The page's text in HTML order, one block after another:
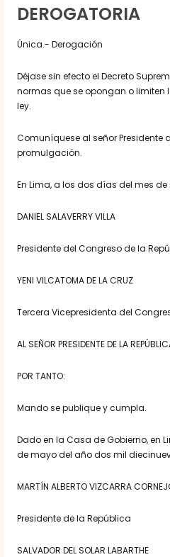
DEROGATORIA
Única.- Derogación
Déjase sin efecto el Decreto
normas que se opongan o limiten
ley.
Comuníquese al señor Presidente
promulgación.
En Lima, a los dos días del mes
DANIEL SALAVERRY VILLA
Presidente del Congreso de la
YENI VILCATOMA DE LA CRUZ
Tercera Vicepresidenta del
AL SEÑOR PRESIDENTE DE LA
POR TANTO:
Mando se publique y cumpla.
Dado en la Casa de Gobierno, en
de mayo del año dos mil
MARTÍN ALBERTO VIZCARRA
Presidente de la República
SALVADOR DEL SOLAR LABARTHE